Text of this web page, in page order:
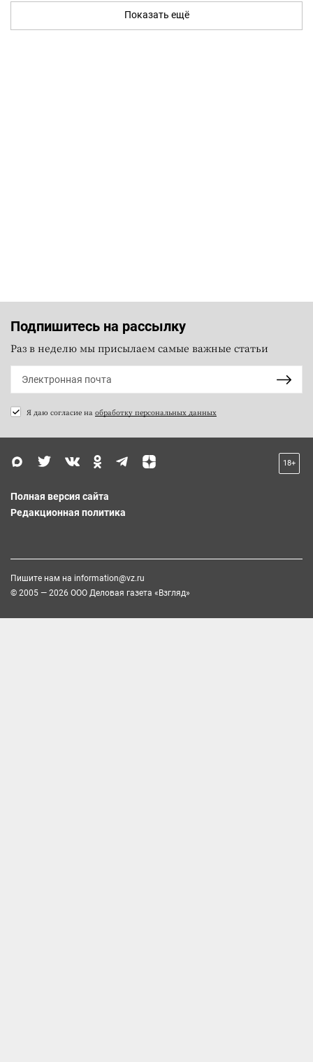
Показать ещё
Подпишитесь на рассылку
Раз в неделю мы присылаем самые важные статьи
Я даю согласие на обработку персональных данных
18+
Полная версия сайта
Редакционная политика
Пишите нам на information@vz.ru
© 2005 — 2026 ООО Деловая газета «Взгляд»